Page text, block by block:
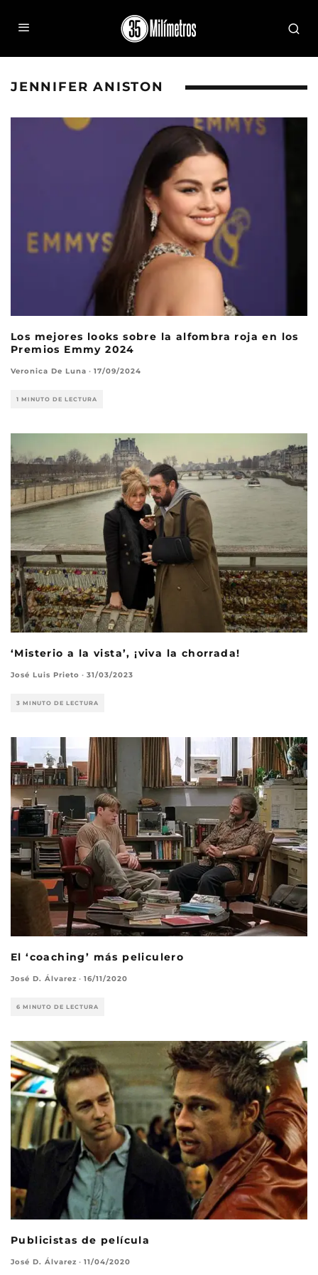
JENNIFER ANISTON
Los mejores looks sobre la alfombra roja en los
Premios Emmy 2024
Veronica De Luna · 17/09/2024
1 MINUTO DE LECTURA
‘Misterio a la vista’, ¡viva la chorrada!
José Luis Prieto · 31/03/2023
3 MINUTO DE LECTURA
El ‘coaching’ más peliculero
José D. Álvarez · 16/11/2020
6 MINUTO DE LECTURA
Publicistas de película
José D. Álvarez · 11/04/2020